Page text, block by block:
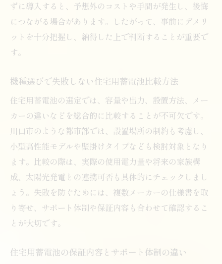
ずに導入すると、予想外のコストや手間が発生し、後悔
につながる場合があります。したがって、事前にデメリ
ットを十分把握し、納得した上で判断することが重要で
す。
機種選びで失敗しない住宅用蓄電池比較方法
住宅用蓄電池の選定では、容量や出力、設置方法、メー
カーの違いなどを総合的に比較することが不可欠です。
川口市のような都市部では、設置場所の制約も考慮し、
小型高性能モデルや壁掛けタイプなども検討対象となり
ます。比較の際は、実際の使用電力量や将来の家族構
成、太陽光発電との連携可否も具体的にチェックしまし
ょう。失敗を防ぐためには、複数メーカーの仕様書を取
り寄せ、サポート体制や保証内容も合わせて確認するこ
とが大切です。
住宅用蓄電池の保証内容とサポート体制の違い